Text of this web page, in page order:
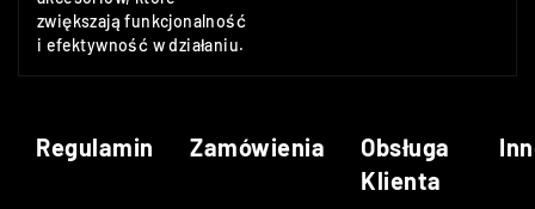
zwiększają funkcjonalność
i efektywność w działaniu.
Regulamin Zamówienia
Obsługa
Klienta